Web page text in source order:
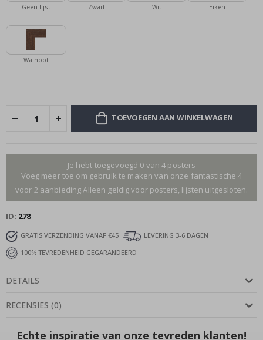
Geen lijst Zwart Wit Eiken
Walnoot
TOEVOEGEN AAN WINKELWAGEN
Je hebt toegevoegd 0 van 4 posters
Voeg meer toe om gebruik te maken van onze fantastische 4
voor 2 aanbieding.Alleen geldig voor posters, lijsten uitgesloten.
ID 278
GRATIS VERZENDING VANAF €45
LEVERING 3-6 DAGEN
100% TEVREDENHEID GEGARANDEERD
DETAILS
RECENSIES (0)
Echte inspiratie van onze tevreden klanten!